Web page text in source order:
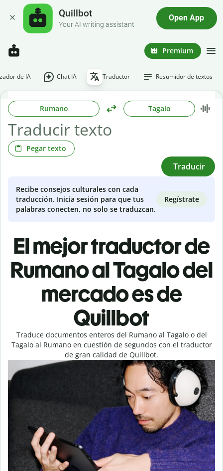
Quillbot
Your AI writing assistant
Open App
Premium
de IA Chat IA Traductor Resumidor de textos
Rumano Tagalo
Pegar texto
Traducir
Recibe consejos culturales con cada
traducción. Inicia sesión para que tus
palabras conecten, no solo se traduzcan.
Regístrate
El mejor traductor de
Rumano al Tagalo del
mercado es de
Quillbot
Traduce documentos enteros del Rumano al Tagalo o del
Tagalo al Rumano en cuestión de segundos con el traductor
de gran calidad de Quillbot.